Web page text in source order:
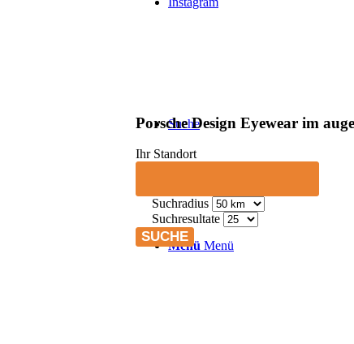
Suche
Menü Menü
Porsche Design Eyewear im
Ihr Standort
Suchradius
Suchresultate